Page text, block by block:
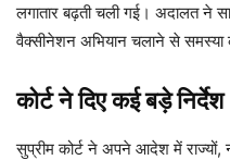
लगातार बढ़ती चली गई। अदालत ने
वैक्सीनेशन अभियान चलाने से समस्या
कोर्ट ने दिए कई बड़े निर्देश
सुप्रीम कोर्ट ने अपने आदेश में